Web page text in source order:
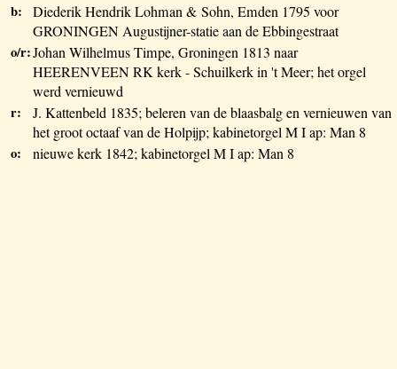
b:
Diederik Hendrik Lohman & Sohn, Emden 1795 voor
GRONINGEN Augustijner-statie aan de Ebbingestraat
o/r:Johan Wilhelmus Timpe, Groningen 1813 naar
HEERENVEEN RK kerk - Schuilkerk in 't Meer; het orgel
werd vernieuwd
r:
J. Kattenbeld 1835; beleren van de blaasbalg en vernieuwen van
het groot octaaf van de Holpijp; kabinetorgel M I ap: Man 8
o: nieuwe kerk 1842; kabinetorgel M I ap: Man 8